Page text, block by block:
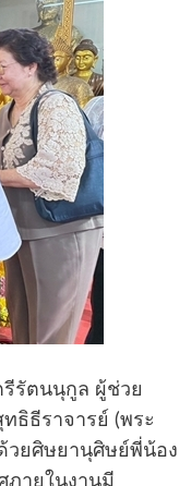
รัตนนุกูล ผู้ช่วย
ธิธีราจารย์ (พระ
วยศิษยานุศิษย์พี่น้อง
ภายในงานมี